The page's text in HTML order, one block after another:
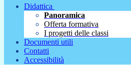
Didattica
Panoramica
Offerta formativa
I progetti delle classi
Documenti utili
Contatti
Accessibilità